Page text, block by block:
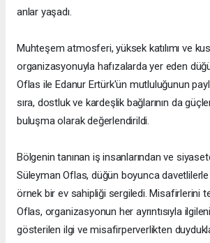
anlar yaşadı.
Muhteşem atmosferi, yüksek katılımı ve
organizasyonuyla hafızalarda yer eden
Oflas ile Edanur Ertürk'ün mutluluğunun
sıra, dostluk ve kardeşlik bağlarının da
buluşma olarak değerlendirildi.
Bölgenin tanınan iş insanlarından ve
Süleyman Oflas, düğün boyunca davetlilerle
örnek bir ev sahipliği sergiledi. Misafirlerini
Oflas, organizasyonun her ayrıntısıyla
gösterilen ilgi ve misafirperverlikten